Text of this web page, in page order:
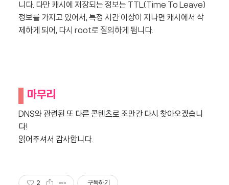
니다. 다만 캐시에 저장되는 정보는 TTL(Time To Leave)
정보를 가지고 있어서, 특정 시간 이상이 지나면 캐시에서 삭
제하게 되어, 다시 root로 질의하게 됩니다.
마무리
DNS와 관련된 또 다른 콘텐츠로 조만간 다시 찾아오겠습니
다!
읽어주셔서 감사합니다.
2 구독하기